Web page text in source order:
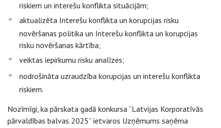
riskiem un interešu konflikta situācijām;
aktualizēta Interešu konflikta un korupcijas risku
novēršanas politika un Interešu konflikta un korupcijas
risku novēršanas kārtība;
veiktas iepirkumu risku analīzes;
nodrošināta uzraudzība korupcijas un interešu konflikta
riskiem.
Nozīmīgi, ka pārskata gadā konkursa “Latvijas Korporatīvās
pārvaldības balvas 2025” ietvaros Uzņēmums saņēma